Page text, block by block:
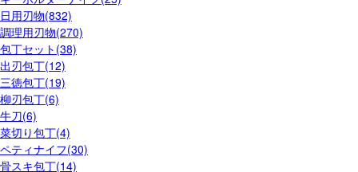
日用刃物(832)
調理用刃物(270)
包丁セット(38)
出刃包丁(12)
三徳包丁(19)
柳刃包丁(6)
牛刀(6)
菜切り包丁(4)
ペティナイフ(30)
骨スキ包丁(14)